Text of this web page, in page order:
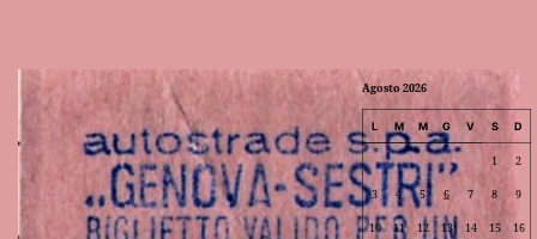
Agosto 2026
L M M G V S D
1 2
3 4 5 6 7 8 9
10 11 12 13 14 15 16